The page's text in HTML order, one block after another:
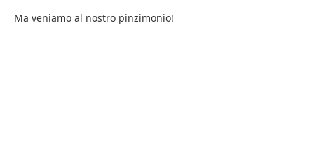
Ma veniamo al nostro pinzimonio!